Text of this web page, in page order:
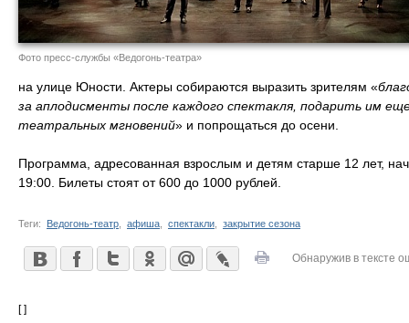
Фото пресс-службы «Ведогонь-театра»
на улице Юности. Актеры собираются выразить зрителям «
за аплодисменты после каждого спектакля, подарить им
театральных мгновений» и попрощаться до осени.
Программа, адресованная взрослым и детям старше 12 лет,
19:00. Билеты стоят от 600 до 1000 рублей.
Теги: Ведогонь-театр афиша спектакли закрытие сезона
Обнаружив в тексте
[ ]